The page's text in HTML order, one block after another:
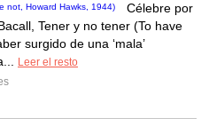
Célebre por
Tener y no tener (To have
surgido de una ‘mala’
Leer el resto